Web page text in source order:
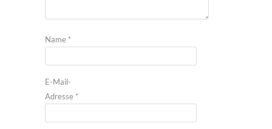
Name *
E-Mail-
Adresse *